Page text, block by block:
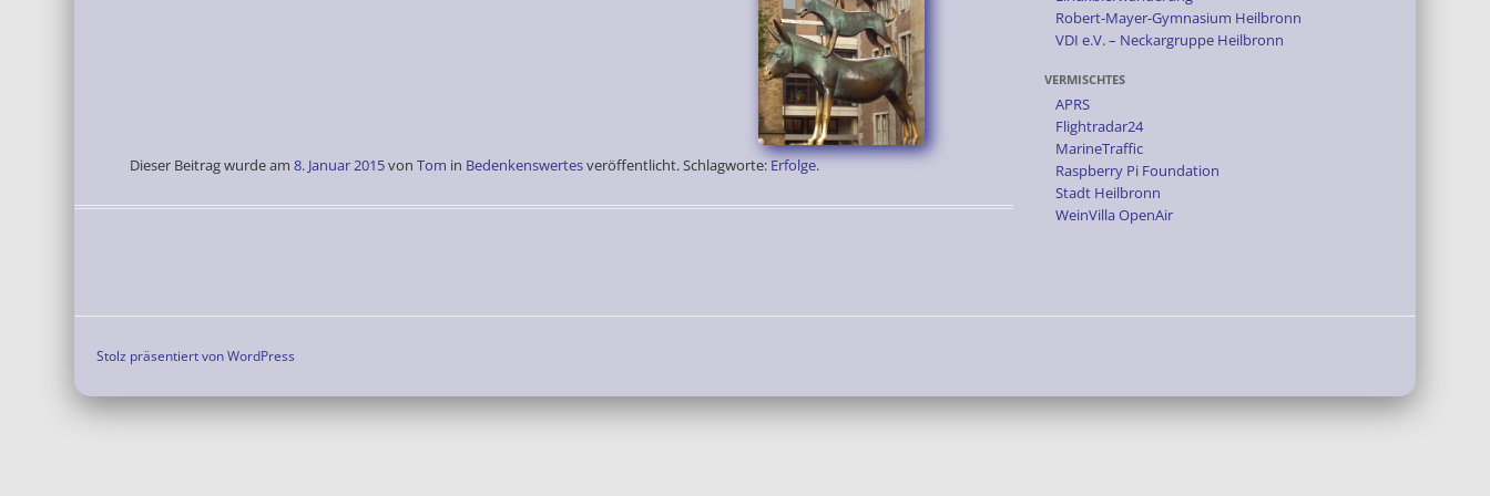
Dieser Beitrag wurde am8. Januar 2015vonTom in Bedenkenswertesveröffentlicht. Schlagworte: Erfolge.
Robert-Mayer-Gymnasium Heilbronn
VDI e.V. – Neckargruppe Heilbronn
VERMISCHTES
APRS
Flightradar24
MarineTraffic
Raspberry Pi Foundation
Stadt Heilbronn
WeinVilla OpenAir
Stolz präsentiert von WordPress